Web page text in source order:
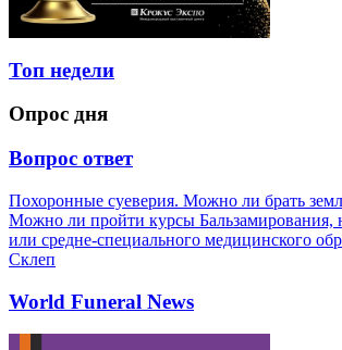
Топ недели
Опрос дня
Вопрос ответ
Похоронные суеверия. Можно ли брать
Можно ли пройти курсы Бальзамирования,
или средне-специального медицинского
Склеп
World Funeral News